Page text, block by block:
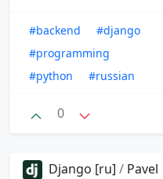
#backend
#django
#programming
#python
#russian
0
Django [ru] / Pavel